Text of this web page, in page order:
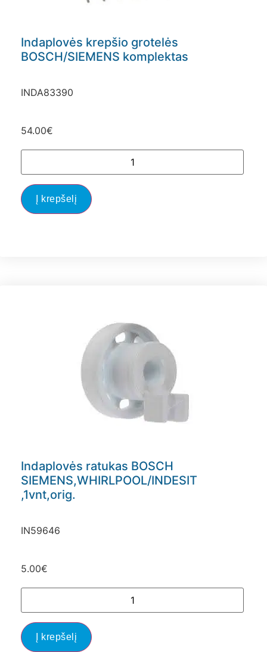
Indaplovės krepšio grotelės
BOSCH/SIEMENS komplektas
INDA83390
54.00€
Į krepšelį
Indaplovės ratukas BOSCH
SIEMENS,WHIRLPOOL/INDESIT
,1vnt,orig.
IN59646
5.00€
Į krepšelį